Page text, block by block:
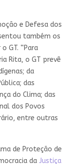
e Defesa dos
também os
GT. “Para
Rita, o GT prevê
da
das
do Clima; das
dos Povos
entre outras
de Proteção de
da Justiça